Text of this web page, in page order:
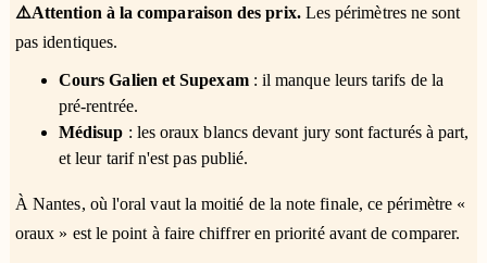
⚠️Attention à la comparaison des prix.Les périmètres ne sont
pas identiques.
Cours Galien et Supexam: il manque leurs tarifs de la
pré-rentrée.
Médisup : les oraux blancs devant jury sont facturés à part,
et leur tarif n'est pas publié.
À Nantes, où l'oral vaut la moitié de la note finale, ce périmètre «
oraux » est le point à faire chiffrer en priorité avant de comparer.